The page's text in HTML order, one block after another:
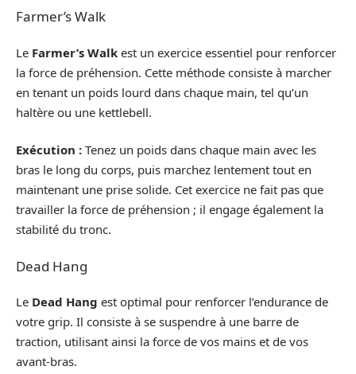
Farmer’s Walk
Le Farmer’s Walk est un exercice essentiel pour renforcer
la force de préhension. Cette méthode consiste à marcher
en tenant un poids lourd dans chaque main, tel qu’un
haltère ou une kettlebell.
Exécution : Tenez un poids dans chaque main avec les
bras le long du corps, puis marchez lentement tout en
maintenant une prise solide. Cet exercice ne fait pas que
travailler la force de préhension ; il engage également la
stabilité du tronc.
Dead Hang
Le Dead Hang est optimal pour renforcer l’endurance de
votre grip. Il consiste à se suspendre à une barre de
traction, utilisant ainsi la force de vos mains et de vos
avant-bras.